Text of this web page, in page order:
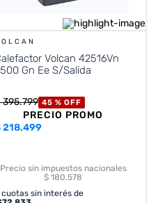
Volcan 42516Vn
Gn Ee S/Salida
395.799 45 % OFF
PRECIO PROMO
218.499
Precio sin impuestos nacionales
$ 180.578
sin interés de